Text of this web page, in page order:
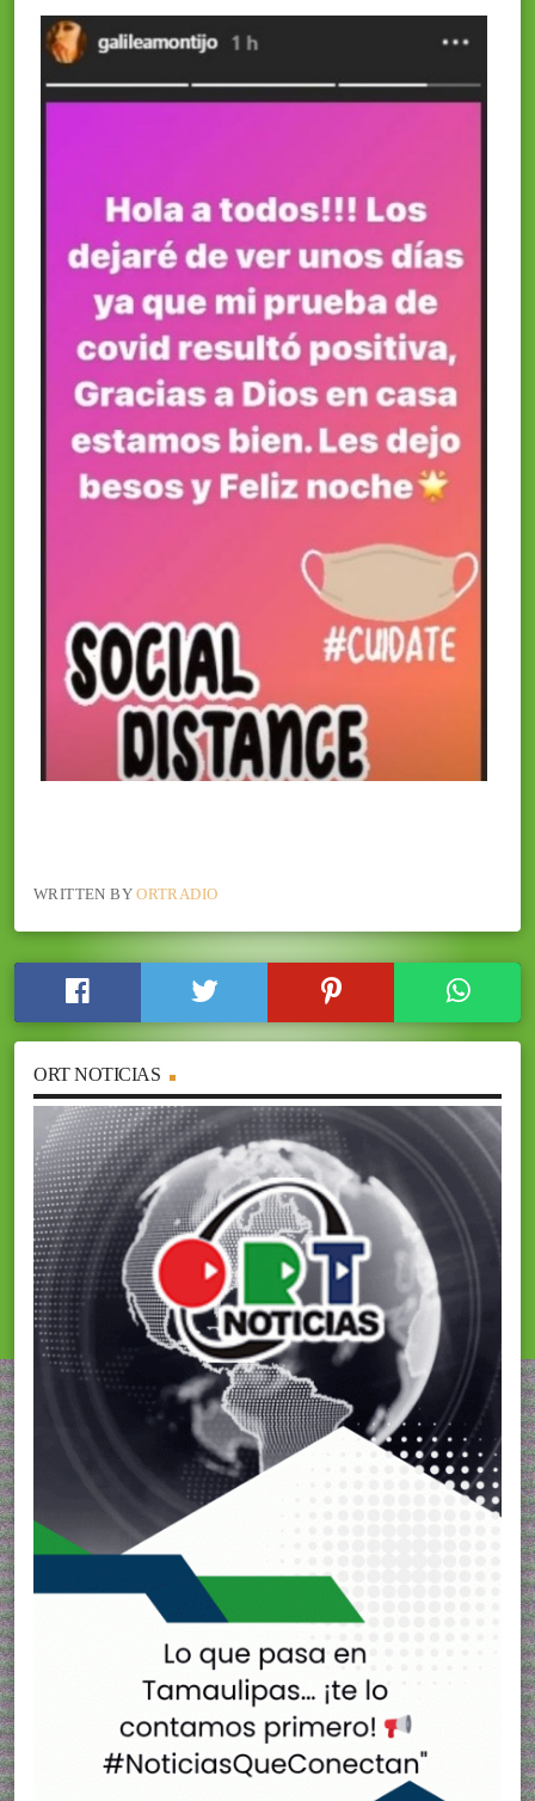
WRITTEN BYORTRADIO
ORT NOTICIAS